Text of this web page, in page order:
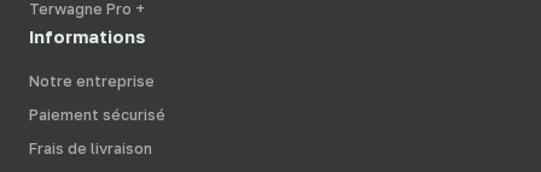
Terwagne Pro +
Informations
Notre entreprise
Paiement sécurisé
Frais de livraison